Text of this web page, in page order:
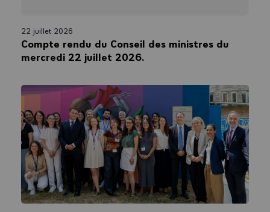
22 juillet 2026
Compte rendu du Conseil des ministres du
mercredi 22 juillet 2026.